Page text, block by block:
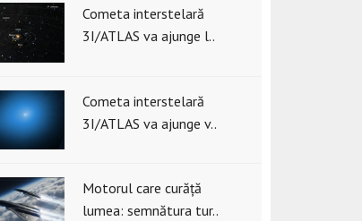
Cometa interstelară
3I/ATLAS va ajunge l..
Cometa interstelară
3I/ATLAS va ajunge v..
Motorul care curăță
lumea: semnătura tur..